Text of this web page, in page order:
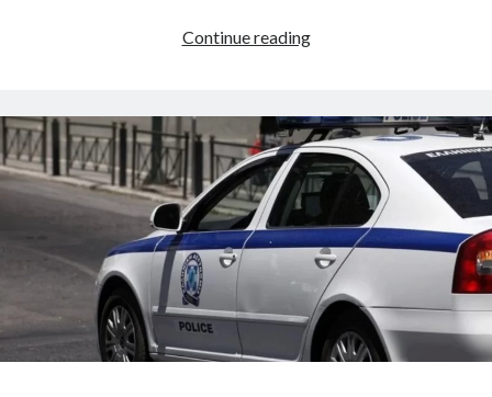
Continue readingE
udhëton
në
Shqipëri
(DETAJE)